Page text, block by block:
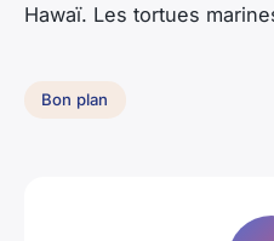
Hawaï. Les tortues
Bon plan